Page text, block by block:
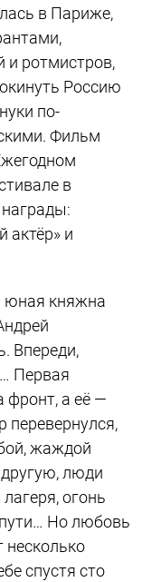
в Париже,
и ротмистров,
Россию
по-
Фильм
в
актёр» и
юная княжна
Впереди,
Первая
фронт, а её —
перевернулся,
жаждой
люди
огонь
Но любовь
несколько
спустя сто